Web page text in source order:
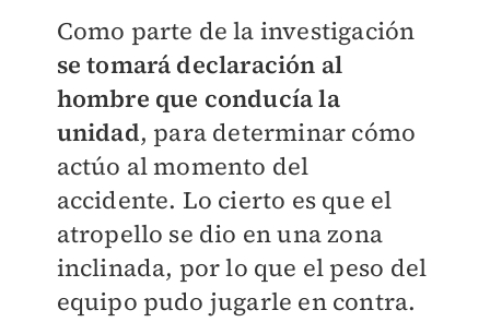
Como parte de la investigación
se tomará declaración al
hombre que conducía la
unidad, para determinar cómo
actúo al momento del
accidente. Lo cierto es que el
atropello se dio en una zona
inclinada, por lo que el peso del
equipo pudo jugarle en contra.